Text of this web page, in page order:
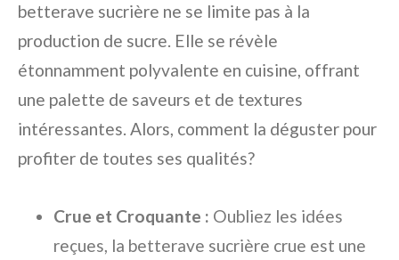
betterave sucrière ne se limite pas à la
production de sucre. Elle se révèle
étonnamment polyvalente en cuisine, offrant
une palette de saveurs et de textures
intéressantes. Alors, comment la déguster pour
profiter de toutes ses qualités?
Crue et Croquante : Oubliez les idées
reçues, la betterave sucrière crue est une